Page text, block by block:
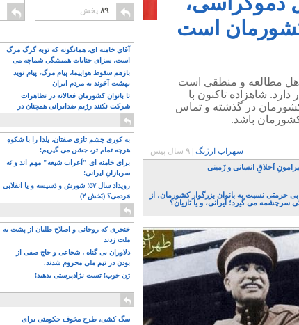
کشورمان است
اهل مطالعه و منطقی است
شاهزاده تاکنون با
در گذشته و تماس
باشد.
سهراب ارژنگ ۹ سال پیش
اَخلاقِ انسانی و زَمینی
حرمتی نسبت به بانوان بزرگوار کشورمان، از
سرچشمه می گیرد؛ ایرانی، و یا تازیان؟
۸
۸۹ پخش
آقای خامنه ای، همانگونه که توبه گرگ مرگ
است، سزای جنایات همیشگی شماچه می
تواند باشد؟!
بازهم سقوط هواپیما، پیام مرگ، پیام نوید
بهشت آخوند به مردم ایران
تا بانوان کشورمان فعالانه در تظاهرات
شرکت نکنند رژیم ضدایرانی همچنان در
قدرت باقی خواهدماند
به کوری چشم تازی صفتان، یلدا را با شکوهِ
هرچه تمام تر، جشن می گیریم!
برای خامنه ای "اَعراب شیعه" مهم اند و نَه
سربازانِ ایرانی!
رویداد سال ۵۷؛ شورش و دَسیسه و یا انقلابی
مَردمی؟ (بَخش ۲)
خنجری که روحانی و اصلاح طلبان از پشت به
ملت زدند
دلاوران بی گناه ، شجاعی و حاج صفی از
بودن در تیم ملی محروم شدند.
ژن خوب! تست نژادپرستی بدهید!
سگ کشی، طرح مخوف حکومتی برای